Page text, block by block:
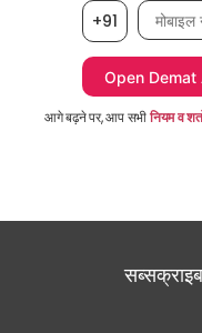
+91 मोबाइल
आगे बढ़ने पर, आप सभीनियम व